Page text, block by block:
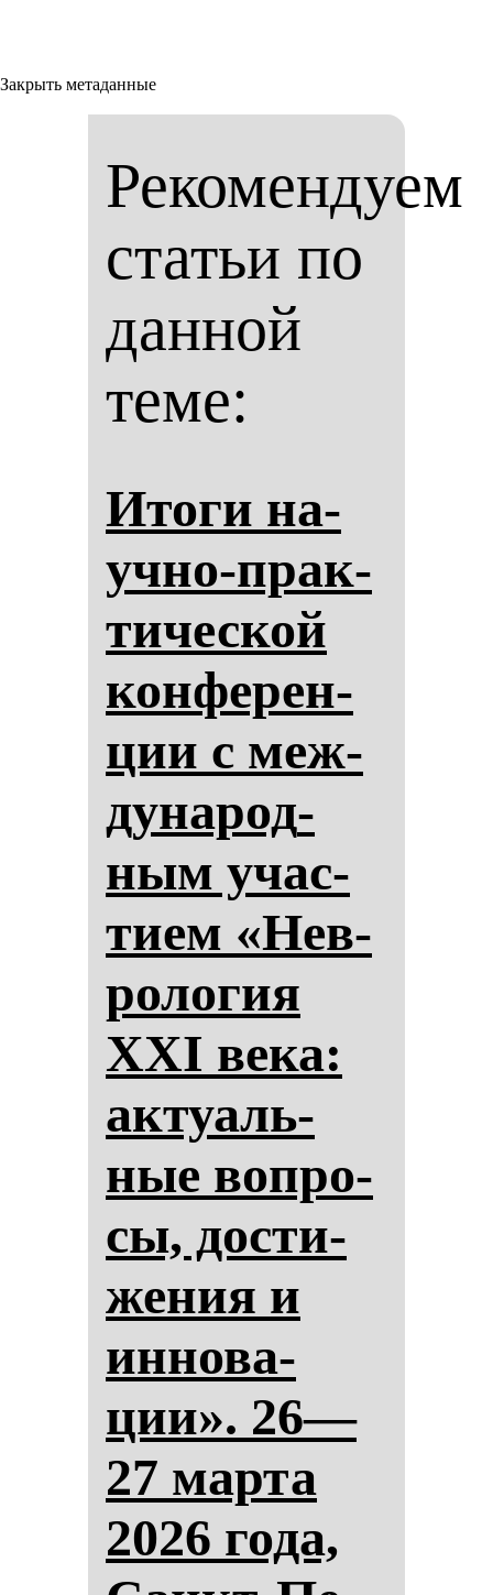
Закрыть метаданные
Рекомендуем
статьи по
данной
теме:
Ито­ги на­
уч­но-прак­
ти­чес­кой
кон­фе­рен­
ции с меж­
ду­на­род­
ным учас­
ти­ем «Нев­
ро­ло­гия
XXI ве­ка:
ак­ту­аль­
ные воп­ро­
сы, дос­ти­
же­ния и
ин­но­ва­
ции». 26—
27 мар­та
2026 го­да,